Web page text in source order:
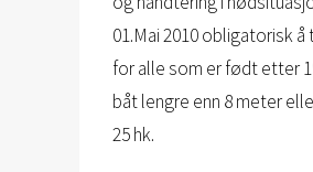
01.Mai 2010 obligatorisk
for alle som er født etter
båt lengre enn 8 meter
25 hk.